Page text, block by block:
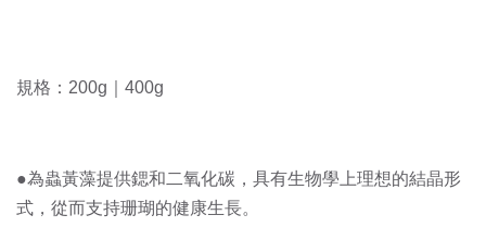
規格：200g｜400g
●為蟲黃藻提供鍶和二氧化碳，具有生物學上理想的結晶形
式，從而支持珊瑚的健康生長。